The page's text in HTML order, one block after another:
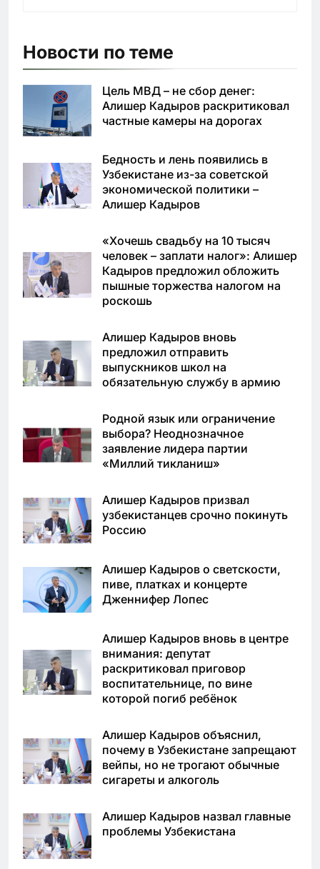
Новости по теме
Цель МВД – не сбор денег:
Алишер Кадыров раскритиковал
частные камеры на дорогах
Бедность и лень появились в
Узбекистане из-за советской
экономической политики –
Алишер Кадыров
«Хочешь свадьбу на 10 тысяч
человек – заплати налог»: Алишер
Кадыров предложил обложить
пышные торжества налогом на
роскошь
Алишер Кадыров вновь
предложил отправить
выпускников школ на
обязательную службу в армию
Родной язык или ограничение
выбора? Неоднозначное
заявление лидера партии
«Миллий тикланиш»
Алишер Кадыров призвал
узбекистанцев срочно покинуть
Россию
Алишер Кадыров о светскости,
пиве, платках и концерте
Дженнифер Лопес
Алишер Кадыров вновь в центре
внимания: депутат
раскритиковал приговор
воспитательнице, по вине
которой погиб ребёнок
Алишер Кадыров объяснил,
почему в Узбекистане запрещают
вейпы, но не трогают обычные
сигареты и алкоголь
Алишер Кадыров назвал главные
проблемы Узбекистана